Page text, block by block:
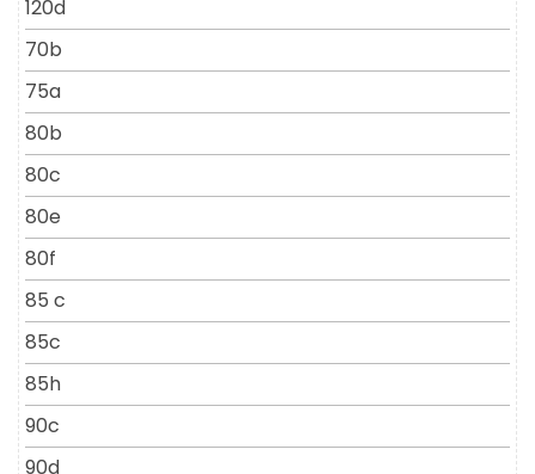
120d
70b
75a
80b
80c
80e
80f
85 c
85c
85h
90c
90d